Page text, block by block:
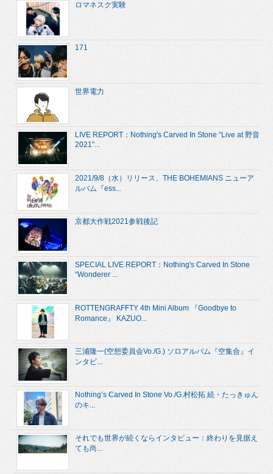
ロマネスク実験
171
世界電力
LIVE REPORT：Nothing's Carved In Stone “Live at 野音
2021”...
2021/9/8（水）リリース、THE BOHEMIANS ニューア
ルバム『ess...
京都大作戦2021参戦後記
SPECIAL LIVE REPORT：Nothing's Carved In Stone
“Wonderer ...
ROTTENGRAFFTY 4th Mini Album 『Goodbye to
Romance』 KAZUO...
三浦隆一(空想委員会Vo./G.) ソロアルバム『空集合』イ
ンタビ...
Nothing’s Carved In Stone Vo./G.村松拓 続・たっきゅん
のキ...
それでも世界が続くならインタビュー：終わりを見据え
ても尚...